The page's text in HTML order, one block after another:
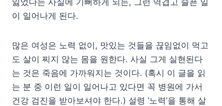
이 일어나게 된다.
많은 여성은 노력 없이, 맛있는 것들을 끊임없이 먹고
도 살이 찌지 않는 몸을 원한다. 사실 그게 실현된다
는 것은 죽음에 가까워지는 것이다. (혹시 이 글을 읽
는 분 중 이런 일이 일어나고 있다면 꼭 병원에 가서
건강 검진을 받아보셔야 한다.) 설령 ‘노력’을 통해 살